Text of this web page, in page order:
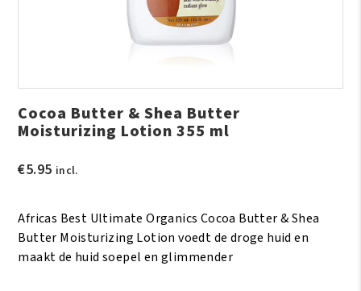
Cocoa Butter & Shea Butter
Moisturizing Lotion 355 ml
€5.95 incl.
Africas Best Ultimate Organics Cocoa Butter & Shea
Butter Moisturizing Lotion voedt de droge huid en
maakt de huid soepel en glimmender